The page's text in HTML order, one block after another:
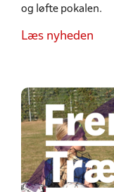
og løfte pokalen.
Læs nyheden